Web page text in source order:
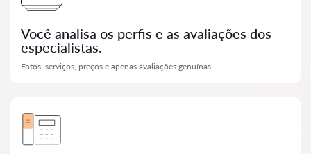
Você analisa os perfis e as avaliações dos
especialistas.
Fotos, serviços, preços e apenas avaliações genuínas.